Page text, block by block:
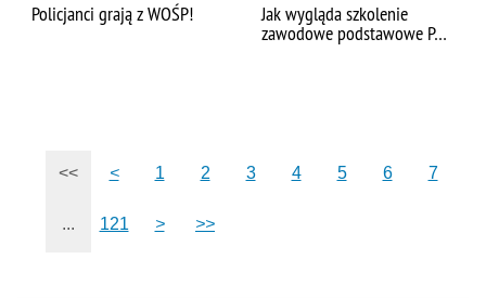
Policjanci grają z WOŚP! Jak wygląda szkolenie
zawodowe podstawowe P…
<< < 1 2 3 4 5 6 7
... 121 > >>